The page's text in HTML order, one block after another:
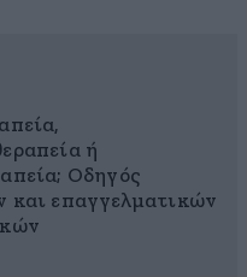
ή
Οδηγός
και επαγγελματικών